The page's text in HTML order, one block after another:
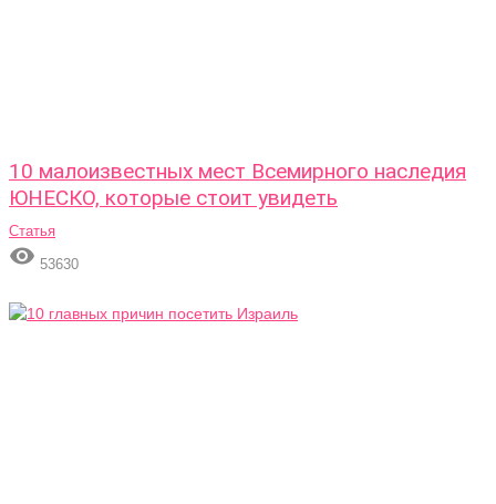
10 малоизвестных мест Всемирного наследия
ЮНЕСКО, которые стоит увидеть
Статья
 53630